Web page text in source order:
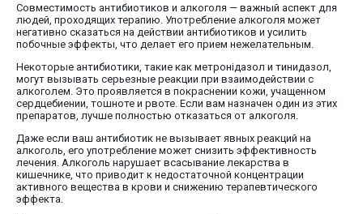
Совместимость антибиотиков и алкоголя — важный аспект для
людей, проходящих терапию. Употребление алкоголя может
негативно сказаться на действии антибиотиков и усилить
побочные эффекты, что делает его прием нежелательным.
Некоторые антибиотики, такие как метронідазол и тинидазол,
могут вызывать серьезные реакции при взаимодействии с
алкоголем. Это проявляется в покраснении кожи, учащенном
сердцебиении, тошноте и рвоте. Если вам назначен один из этих
препаратов, лучше полностью отказаться от алкоголя.
Даже если ваш антибиотик не вызывает явных реакций на
алкоголь, его употребление может снизить эффективность
лечения. Алкоголь нарушает всасывание лекарства в
кишечнике, что приводит к недостаточной концентрации
активного вещества в крови и снижению терапевтического
эффекта.